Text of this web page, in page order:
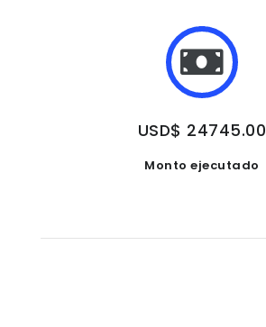
USD$ 24745.00
Monto ejecutado